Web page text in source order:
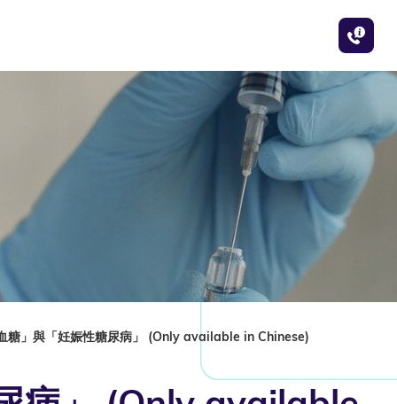
糖」與「妊娠性糖尿病」 (Only available in Chinese)